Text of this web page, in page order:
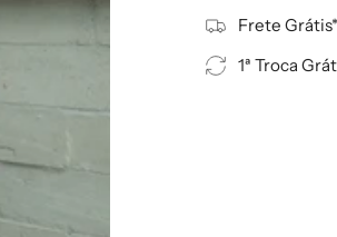
Frete
1ª Troca